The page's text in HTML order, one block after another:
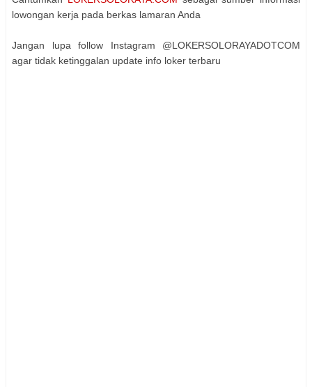
lowongan kerja pada berkas lamaran Anda
Jangan lupa follow Instagram @LOKERSOLORAYADOTCOM
agar tidak ketinggalan update info loker terbaru